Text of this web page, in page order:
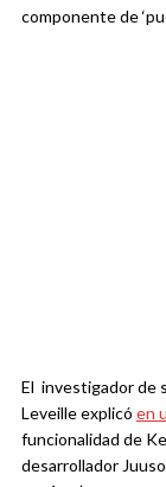
componente de
El investigador de
Leveille explicó en
funcionalidad de
desarrollador